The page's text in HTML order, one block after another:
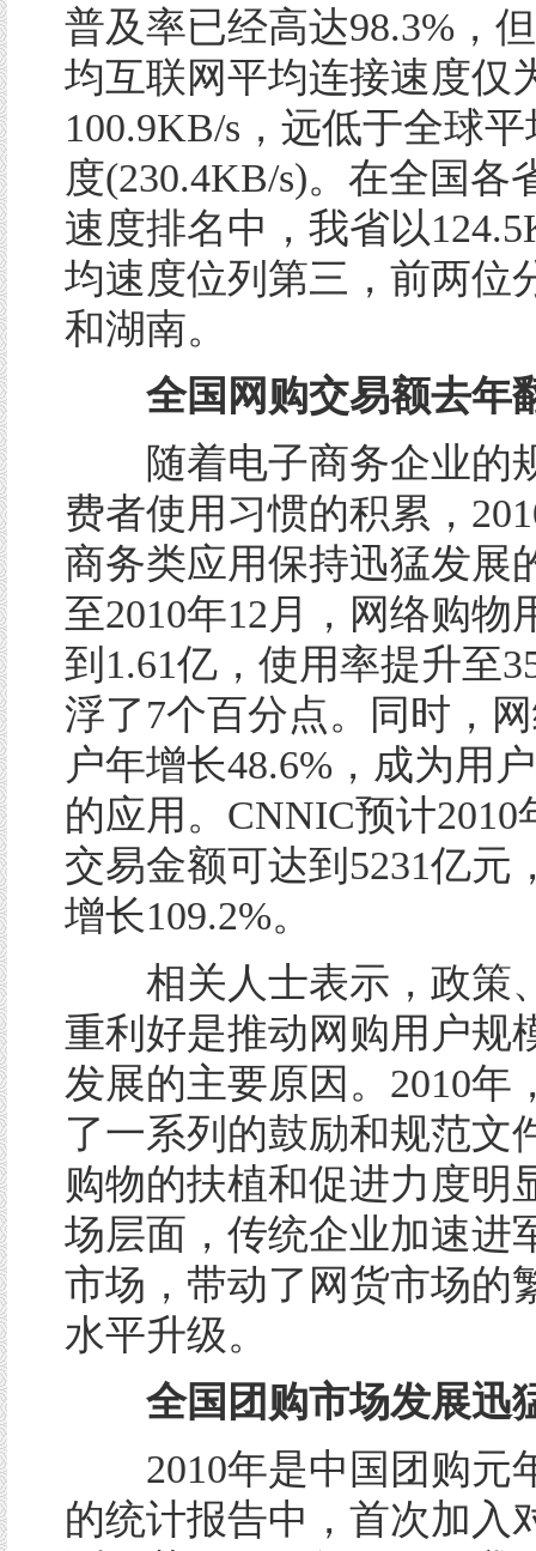
普及率已经高达98.3%，
均互联网平均连接速度仅
100.9KB/s，远低于全球
度(230.4KB/s)。在全国各
速度排名中，我省以
均速度位列第三，前两位
和湖南。
全国网购交易额去年
随着电子商务企业的
费者使用习惯的积累，
商务类应用保持迅猛发展
至2010年12月，网络购物
到1.61亿，使用率提升至
浮了7个百分点。同时，
户年增长48.6%，成为用
的应用。CNNIC预计2010
交易金额可达到5231亿元
增长109.2%。
相关人士表示，政策
重利好是推动网购用户规
发展的主要原因。2010年
了一系列的鼓励和规范文
购物的扶植和促进力度明
场层面，传统企业加速进
市场，带动了网货市场的
水平升级。
全国团购市场发展迅
2010年是中国团购元
的统计报告中，首次加入